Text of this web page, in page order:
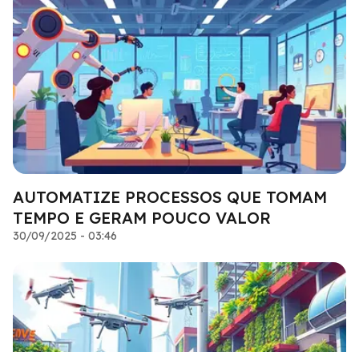
AUTOMATIZE PROCESSOS QUE TOMAM
TEMPO E GERAM POUCO VALOR
30/09/2025 - 03:46